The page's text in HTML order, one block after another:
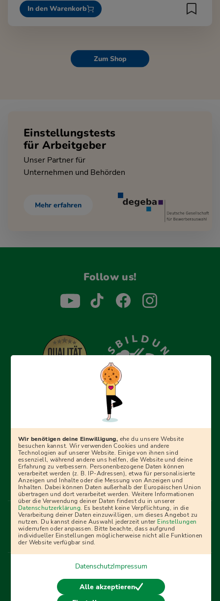
In den Warenkorb
Zum Shop
Einstellungstests
für Arbeitgeber
Unser Partner für
Unternehmen und Behörden
Mehr erfahren
Follow us!
Erfolgreich bewerben mit Ausbildungspark: Wir
begleiten dich Schritt für Schritt bei deinem Start in den
Ratgebern und Prüfungspaketen, interaktiven
Videokursen und vielem mehr. Für alle, die was werden
wollen!
Menü Fußleiste
Impressum Bildquellen Presse
Mediadaten
Partner
AGB Datenschutz
Widerrufsbelehrung
Bestellung
Affiliate Partner Cookies
Vertrag widerrufen
Wir benötigen deine Einwilligung, ehe du unsere Website
besuchen kannst. Wir verwenden Cookies und andere
Technologien auf unserer Website. Einige von ihnen sind
essenziell, während andere uns helfen, die Website und deine
Erfahrung zu verbessern. Personenbezogene Daten können
verarbeitet werden (z. B. IP-Adressen), etwa für personalisierte
Anzeigen und Inhalte oder die Messung von Anzeigen und
Inhalten. Dabei können Daten außerhalb der Europäischen Union
übertragen und dort verarbeitet werden. Weitere Informationen
über die Verwendung deiner Daten findest du in unserer
Datenschutzerklärung. Es besteht keine Verpflichtung, in die
Verarbeitung deiner Daten einzuwilligen, um dieses Angebot zu
nutzen. Du kannst deine Auswahl jederzeit unter Einstellungen
widerrufen oder anpassen. Bitte beachte, dass aufgrund
individueller Einstellungen möglicherweise nicht alle Funktionen
der Website verfügbar sind.
DatenschutzImpressum
Alle akzeptieren